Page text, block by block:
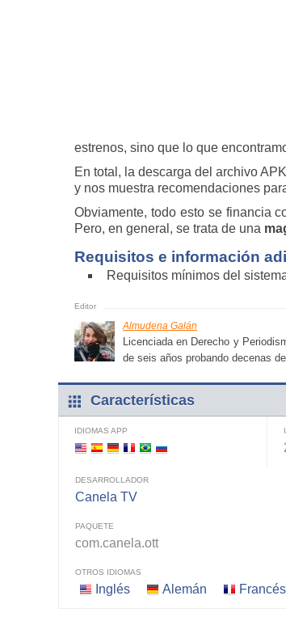
estrenos, sino que lo que
En total, la descarga del archivo
y nos muestra recomendaciones
Obviamente, todo esto se financia
Pero, en general, se trata de una
Requisitos e información
Requisitos mínimos del
Almudena Galán
Licenciada en Derecho y
de seis años probando decenas
Características
IDIOMAS APP
DESARROLLADOR
Canela TV
PAQUETE
com.canela.ott
OTROS IDIOMAS
Inglés Alemán Francés